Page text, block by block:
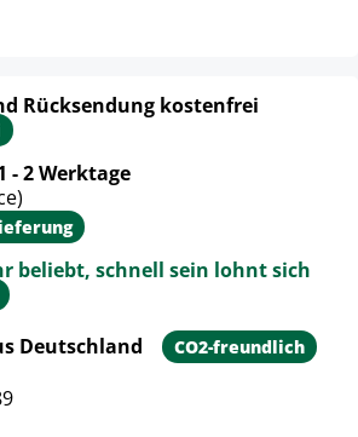
Rücksendung kostenfrei
- 2 Werktage
beliebt, schnell sein lohnt sich
Deutschland CO2-freundlich
anzeigen